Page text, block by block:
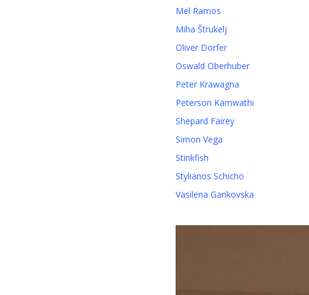
Mel Ramos
Miha Štrukelj
Oliver Dorfer
Oswald Oberhuber
Peter Krawagna
Peterson Kamwathi
Shepard Fairey
Simon Vega
Stinkfish
Stylianos Schicho
Vasilena Gankovska